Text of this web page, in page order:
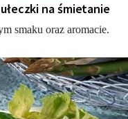
na śmietanie
smaku oraz aromacie.